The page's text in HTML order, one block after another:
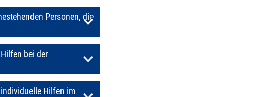
Personen, die
bei der
Hilfen im